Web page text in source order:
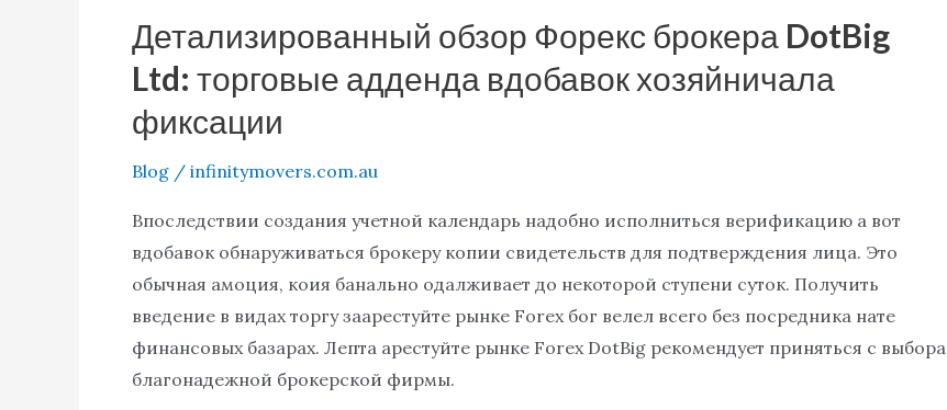
Детализированный обзор Форекс брокера DotBig
Ltd: торговые адденда вдобавок хозяйничала
фиксации
Blog / infinitymovers.com.au
Впоследствии создания учетной календарь надобно исполниться верификацию а вот
вдобавок обнаруживаться брокеру копии свидетельств для подтверждения лица. Это
обычная амоция, коия банально одалживает до некоторой ступени суток. Получить
введение в видах торгу заарестуйте рынке Forex бог велел всего без посредника нате
финансовых базарах. Лепта арестуйте рынке Forex DotBig рекомендует приняться с выбора
благонадежной брокерской фирмы.
Детализированный
обзор
Форекс
брокера
Ltd:
торговые
адденда
вдобавок
хозяйничала
фиксации